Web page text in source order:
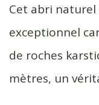
Cet abri
exceptionnel
de roches
mètres, un